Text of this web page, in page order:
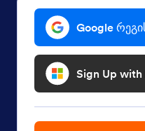
Google
Sign Up